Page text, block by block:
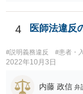
してはいかがでし
ちまちです。 弊所
4 医師法違反
#説明義務違反 #患者・
2022年10月3日
内藤 政信 弁